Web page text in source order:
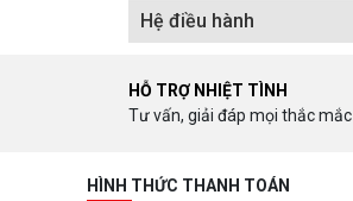
Hệ điều hành
HỖ TRỢ NHIỆT TÌNH
Tư vấn, giải đáp mọi thắc mắc
HÌNH THỨC THANH TOÁN